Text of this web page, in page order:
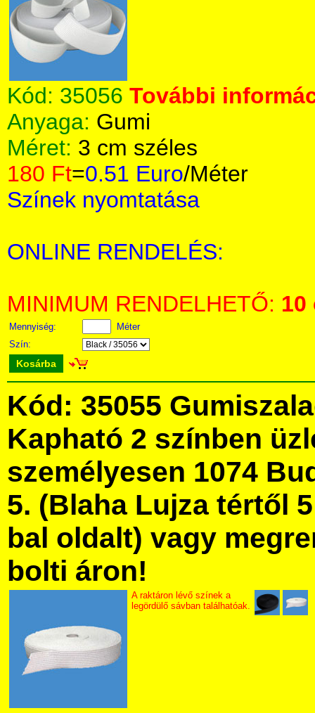
Kód: 35056 További
Anyaga: Gumi
Méret: 3 cm széles
180 Ft=0.51 Euro/Méter
Színek nyomtatása
ONLINE RENDELÉS:
MINIMUM RENDELHETŐ: 10
Mennyiség:
Méter
Szín:
Kosárba
Kód: 35055
Kapható 2 színben
személyesen 1074
5. (Blaha Lujza tértől
bal oldalt) vagy
bolti áron!
A raktáron lévő színek a
legördülő sávban találhatóak.